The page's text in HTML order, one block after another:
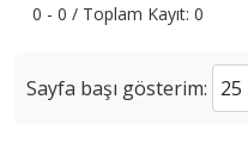
0 - 0 / Toplam Kayıt: 0
Sayfa başı gösterim: